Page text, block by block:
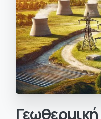
Γεωθερμική